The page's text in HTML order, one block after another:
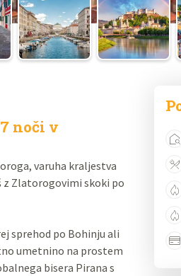
noči v
varuha kraljestva
z Zlatorogovimi skoki po
sprehod po Bohinju ali
umetnino na prostem
bisera Pirana s